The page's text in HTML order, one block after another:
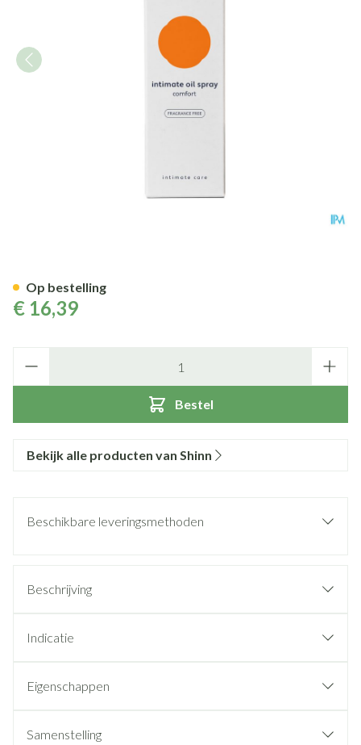
€ 16,39
Bestel
Op bestelling
Bekijk alle producten van Shinn
Beschikbare leveringsmethoden
Beschrijving
Indicatie
Eigenschappen
Samenstelling